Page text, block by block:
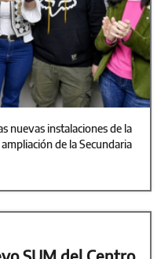
nuevas instalaciones de la
de la Secundaria